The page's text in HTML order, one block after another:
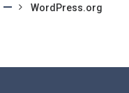
WordPress.org